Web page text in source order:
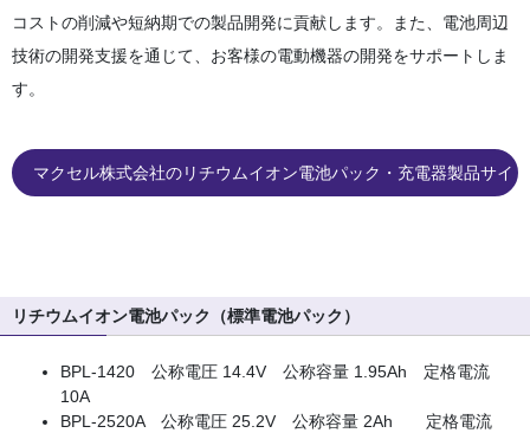
コストの削減や短納期での製品開発に貢献します。また、電池周辺
技術の開発支援を通じて、お客様の電動機器の開発をサポートしま
す。
マクセル株式会社のリチウムイオン電池パック・充電器製品サイ
リチウムイオン電池パック（標準電池パック）
BPL-1420 公称電圧 14.4V 公称容量 1.95Ah 定格電流
10A
BPL-2520A 公称電圧 25.2V 公称容量 2Ah 定格電流